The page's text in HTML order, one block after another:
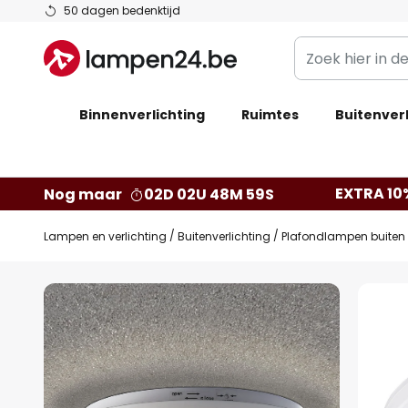
50 dagen bedenktijd
Ga
de
inhoud
Zoek
hier
de
Binnenverlichting Ruimtes
Nog maar 02D 02U 48M 59S EXTRA
Lampen en verlichting Buitenverlichting Plafondlampen buiten
Ga
naar
het
einde
van